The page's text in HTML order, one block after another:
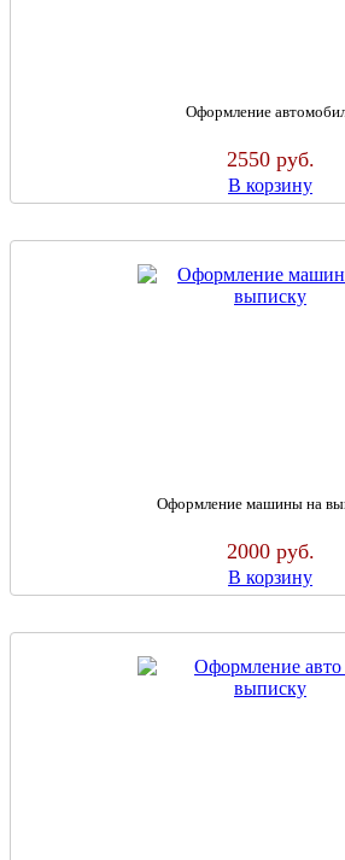
Оформление
2550 руб.
В корзину
Оформление машины на
2000 руб.
В корзину